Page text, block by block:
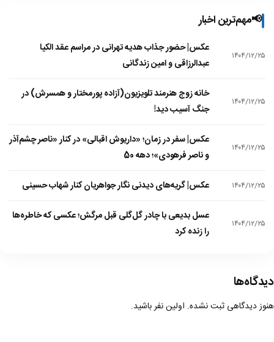
📢مهم‌ترین اخبار
۱۴۰۴/۱۲/۲۵
عکس| حضور جذاب هدیه تهرانی در مراسم عقد الکیا
عبدالرزاقی و امین زندگانی
۱۴۰۴/۱۲/۲۵
خانه زوج هنرمند تلویزیون(آزاده پورمختار و همسرش) در
جنگ آسیب دید!
۱۴۰۴/۱۲/۲۵
عکس| سفر در زمان؛ «داریوش اقبالی» در کنار «ناصر چشم‌آذر
و ناصر فرهودی»؛ دهه 50
۱۴۰۴/۱۲/۲۵ عکس| گریه‌های دیدنی نگار جواهریان کنار شهاب حسینی
۱۴۰۴/۱۲/۲۵
عسل بدیعی با چادر گل‌گلی قبل مرگش؛ عکسی که خاطره‌ها
را زنده کرد
دیدگاه‌ها
هنوز دیدگاهی ثبت نشده. اولین نفر باشید.